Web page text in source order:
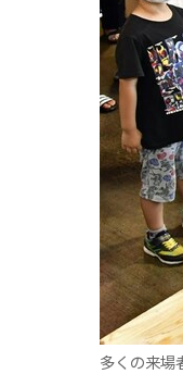
多くの来場
まつり・イベント
おみやげ・特産
道の駅・産直
アウトドア・レジャ
ご当地グルメ